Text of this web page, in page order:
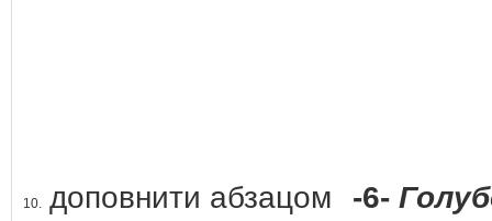
10. доповнити абзацом
-6-